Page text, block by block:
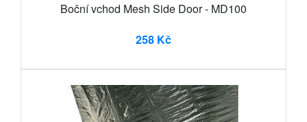
Boční vchod Mesh Side Door - MD100
258 Kč